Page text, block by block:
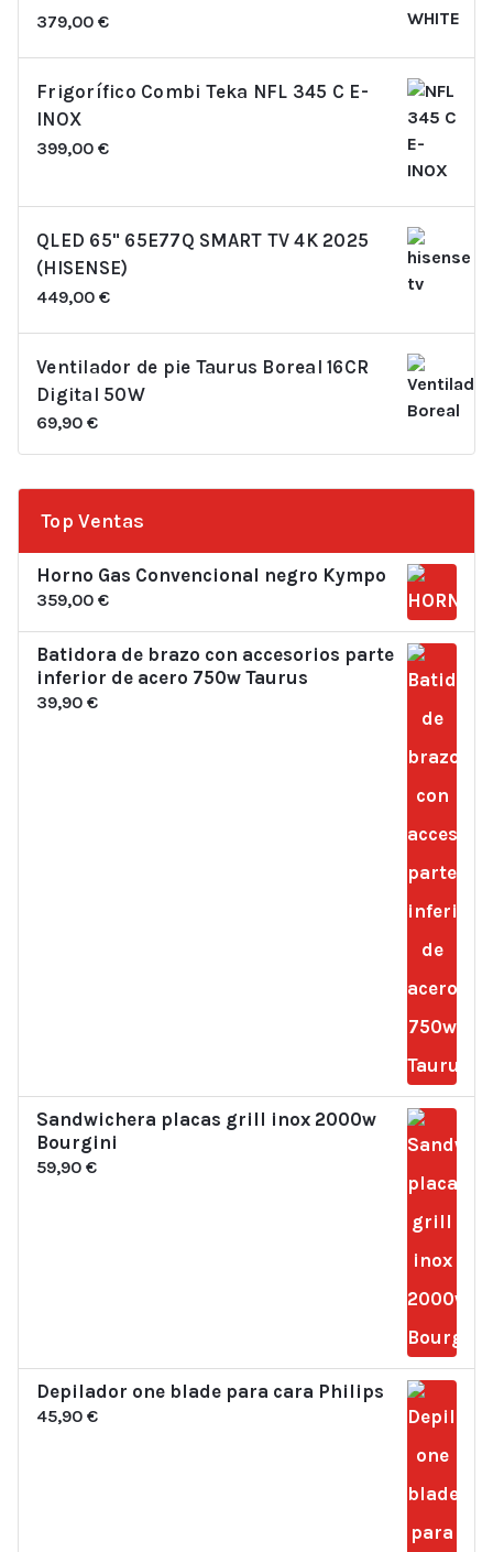
379,00 €
Frigorífico Combi Teka NFL 345 C E-
INOX
399,00 €
QLED 65" 65E77Q SMART TV 4K 2025
(HISENSE)
449,00 €
Ventilador de pie Taurus Boreal 16CR
Digital 50W
69,90 €
Top Ventas
Horno Gas Convencional negro Kympo
359,00 €
Batidora de brazo con accesorios parte
inferior de acero 750w Taurus
39,90 €
Sandwichera placas grill inox 2000w
Bourgini
59,90 €
Depilador one blade para cara Philips
45,90 €